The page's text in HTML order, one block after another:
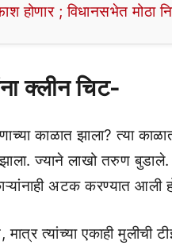
; विधानसभेत मोठा
क्लीन चिट-
काळात झाला? त्या
झाला. ज्याने लाखो तरुण
अटक करण्यात आली
त्यांच्या एकाही मुलीची